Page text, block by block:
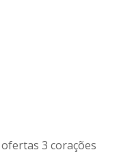
3 corações